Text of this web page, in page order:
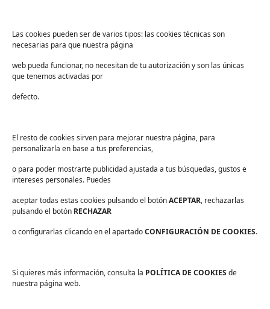
Las cookies pueden ser de varios tipos: las cookies técnicas son
necesarias para que nuestra página
web pueda funcionar, no necesitan de tu autorización y son las únicas
que tenemos activadas por
defecto.
El resto de cookies sirven para mejorar nuestra página, para
personalizarla en base a tus preferencias,
o para poder mostrarte publicidad ajustada a tus búsquedas, gustos e
intereses personales. Puedes
aceptar todas estas cookies pulsando el botónACEPTAR, rechazarlas
pulsando el botón RECHAZAR
o configurarlas clicando en el apartadoCONFIGURACIÓN DE COOKIES.
Si quieres más información, consulta la POLÍTICA DE COOKIES de
nuestra página web.
Educación
Centros deportivos
Servicios
Industria alimentaria
Suscríbete para recibir noticias exclusivas y ofertas.
Correo
electrónico*
sector *
Consentimiento*
He leído y acepto laspolíticas de privacidad.*
Aviso legal